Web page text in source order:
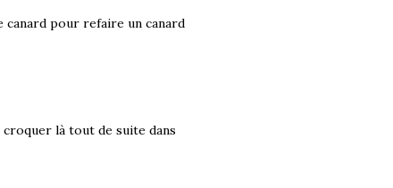
pour refaire un canard
là tout de suite dans